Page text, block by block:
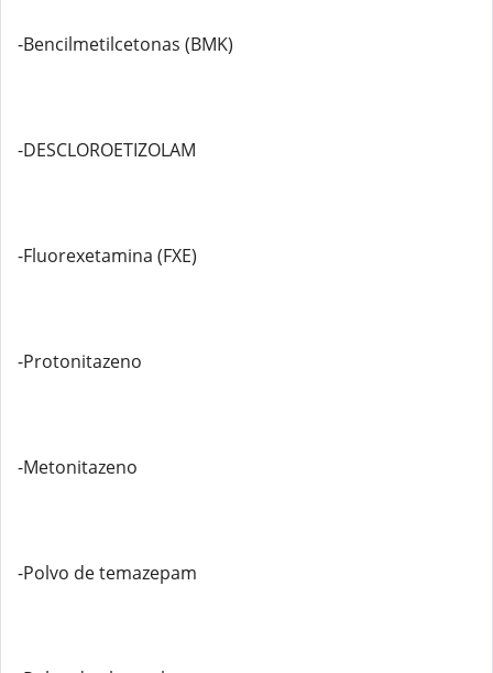
-Bencilmetilcetonas (BMK)
-DESCLOROETIZOLAM
-Fluorexetamina (FXE)
-Protonitazeno
-Metonitazeno
-Polvo de temazepam